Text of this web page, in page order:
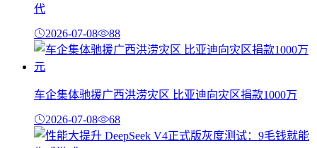
代
2026-07-08 88
车企集体驰援广西洪涝灾区 比亚迪向灾区捐款1000万
2026-07-08 68